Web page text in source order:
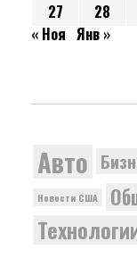
27
28
« Ноя Янв »
Авто
Новости США